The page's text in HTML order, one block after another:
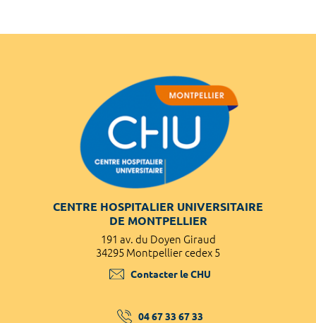
CENTRE HOSPITALIER UNIVERSITAIRE
DE MONTPELLIER
191 av. du Doyen Giraud
34295 Montpellier cedex 5
Contacter le CHU
04 67 33 67 33